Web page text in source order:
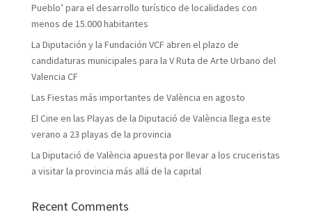
Pueblo’ para el desarrollo turístico de localidades con
menos de 15.000 habitantes
La Diputación y la Fundación VCF abren el plazo de
candidaturas municipales para la V Ruta de Arte Urbano del
Valencia CF
Las Fiestas más importantes de València en agosto
El Cine en las Playas de la Diputació de València llega este
verano a 23 playas de la provincia
La Diputació de València apuesta por llevar a los cruceristas
a visitar la provincia más allá de la capital
Recent Comments